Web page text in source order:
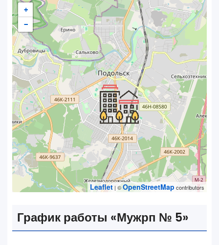
+
−
Leaflet | ©OpenStreetMap contributors
График работы «‎Мужрп № 5»‎